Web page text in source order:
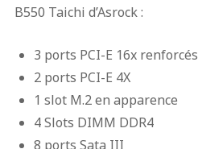
B550 Taichi d’Asrock :
3 ports PCI-E 16x renforcés
2 ports PCI-E 4X
1 slot M.2 en apparence
4 Slots DIMM DDR4
8 ports Sata III